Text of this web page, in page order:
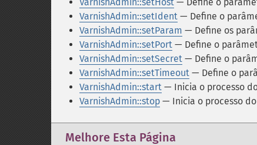
VarnishAdmin::setIdent — Define o
VarnishAdmin::setParam — Define os
VarnishAdmin::setPort — Define o
VarnishAdmin::setSecret — Define o
VarnishAdmin::setTimeout — Define o
VarnishAdmin::start — Inicia o processo
VarnishAdmin::stop — Inicia o processo
Melhore Esta Página